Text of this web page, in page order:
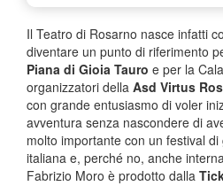
Il Teatro di Rosarno nasce infatti
diventare un punto di riferimento
Piana di Gioia Tauro e per la
organizzatori della Asd Virtus
con grande entusiasmo di voler
avventura senza nascondere di
molto importante con un festival
italiana e, perché no, anche
Fabrizio Moro è prodotto dalla